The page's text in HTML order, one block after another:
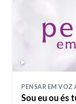
PENSAR EM VOZ
Sou eu ou és